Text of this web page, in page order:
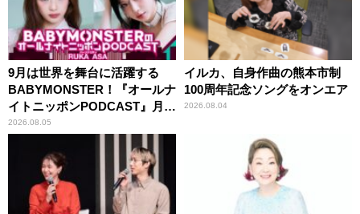
9月は世界を舞台に活躍する
BABYMONSTER！『オールナ
イトニッポンPODCAST』月替
わりパーソナリティ
2026.08.05
イルカ、自身作曲の熊本市制
100周年記念ソングをオンエア
2026.08.04